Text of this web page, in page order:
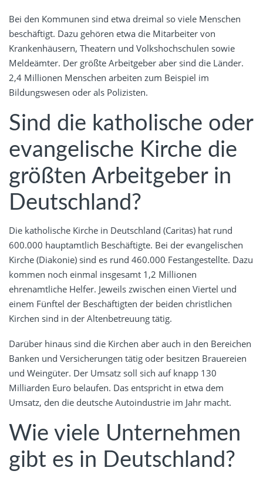
Bei den Kommunen sind etwa dreimal so viele Menschen
beschäftigt. Dazu gehören etwa die Mitarbeiter von
Krankenhäusern, Theatern und Volkshochschulen sowie
Meldeämter. Der größte Arbeitgeber aber sind die Länder.
2,4 Millionen Menschen arbeiten zum Beispiel im
Bildungswesen oder als Polizisten.
Sind die katholische oder
evangelische Kirche die
größten Arbeitgeber in
Deutschland?
Die katholische Kirche in Deutschland (Caritas) hat rund
600.000 hauptamtlich Beschäftigte. Bei der evangelischen
Kirche (Diakonie) sind es rund 460.000 Festangestellte. Dazu
kommen noch einmal insgesamt 1,2 Millionen
ehrenamtliche Helfer. Jeweils zwischen einen Viertel und
einem Fünftel der Beschäftigten der beiden christlichen
Kirchen sind in der Altenbetreuung tätig.
Darüber hinaus sind die Kirchen aber auch in den Bereichen
Banken und Versicherungen tätig oder besitzen Brauereien
und Weingüter. Der Umsatz soll sich auf knapp 130
Milliarden Euro belaufen. Das entspricht in etwa dem
Umsatz, den die deutsche Autoindustrie im Jahr macht.
Wie viele Unternehmen
gibt es in Deutschland?